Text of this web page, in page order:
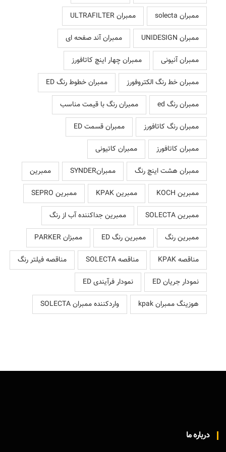
ممبران solecta
ممبران ULTRAFILTER
ممبران UNIDESIGN
ممبران آند صفحه ای
ممبران آنیونی
ممبران چهار اینچ کاتافورز
ممبران خط رنگ الکتروفورز
ممبران خطوط رنگ ED
ممبران رنگ ed
ممبران رنگ با قیمت مناسب
ممبران رنگ کاتافورز
ممبران قسمت ED
ممبران کاتافورز
ممبران کاتیونی
ممبران هشت اینچ رنگ
ممبرانSYNDER
ممبرین
ممبرین KOCH
ممبرین KPAK
ممبرین SEPRO
ممبرین SOLECTA
ممبرین جداکننده آب از رنگ
ممبرین رنگ
ممبرین رنگ ED
ممبزان PARKER
مناقصه KPAK
مناقصه SOLECTA
مناقصه فیلتر رنگ
نمودار جریان ED
نمودار فرآیندی ED
هوزینگ ممبران kpak
واردکننده ممبران SOLECTA
درباره ما